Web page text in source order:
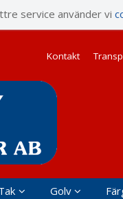
service använder vi
Kontakt
Golv